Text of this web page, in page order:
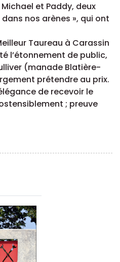
et Paddy, deux
nos arènes », qui ont
Taureau à Carassin
l’étonnement de public,
(manade Blatière-
prétendre au prix.
de recevoir le
; preuve